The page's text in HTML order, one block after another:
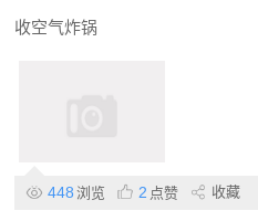
收空气炸锅
448 浏览 2 点赞 收藏